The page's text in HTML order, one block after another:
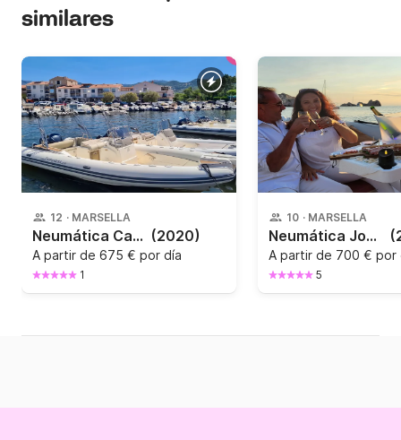
similares
12 · MARSELLA
Neumática Capelli Capelli Tempest 775 250CV (2020)
A partir de 675 € por día
1
10 · MARSELLA
Neumática Joker Boat Clubman 24 225CV
A partir de 700 € por
5